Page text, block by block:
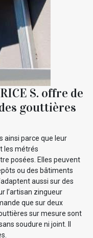
S. offre de
gouttières
ainsi parce que leur
les métrés
posées. Elles peuvent
ou des bâtiments
aussi sur des
l’artisan zingueur
que sur deux
sur mesure sont
soudure ni joint. Il